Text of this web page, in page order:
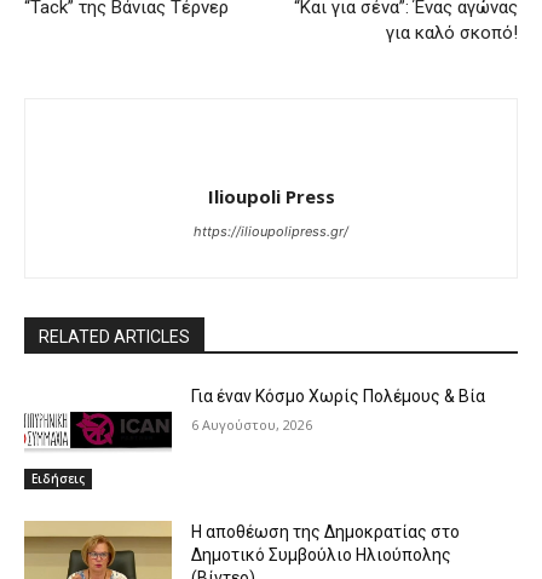
“Tack” της Βάνιας Τέρνερ
“Και για σένα”: Ένας αγώνας
για καλό σκοπό!
Ilioupoli Press
https://ilioupolipress.gr/
RELATED ARTICLES
Ειδήσεις
Για έναν Κόσμο Χωρίς Πολέμους & Βία
6 Αυγούστου, 2026
Η αποθέωση της Δημοκρατίας στο
Δημοτικό Συμβούλιο Ηλιούπολης